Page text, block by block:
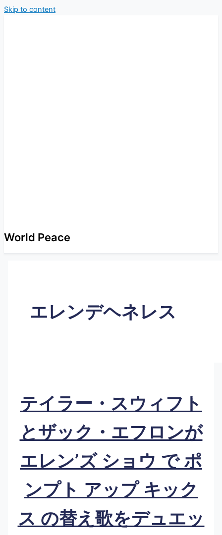
Skip to content
World Peace
エレンデヘネレス
テイラー・スウィフト
とザック・エフロンが
エレン’ズ ショウ で ポ
ンプト アップ キック
ス の替え歌をデュエッ